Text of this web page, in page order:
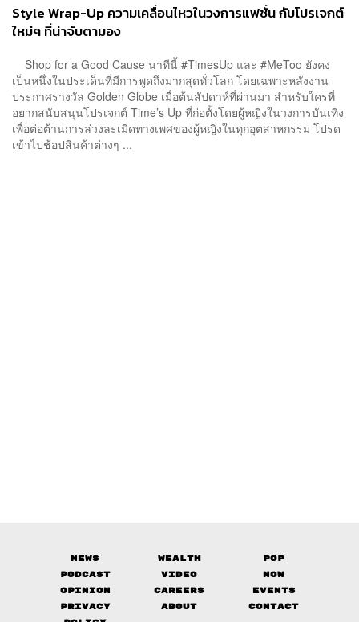
Style Wrap-Up ความเคลื่อนไหวในวงการแฟชั่น กับโปรเจกต์
ใหม่ๆ ที่น่าจับตามอง
Shop for a Good Cause นาทีนี้ #TimesUp และ #MeToo ยังคง
เป็นหนึ่งในประเด็นที่มีการพูดถึงมากสุดทั่วโลก โดยเฉพาะหลังงาน
ประกาศรางวัล Golden Globe เมื่อต้นสัปดาห์ที่ผ่านมา สำหรับใครที่
อยากสนับสนุนโปรเจกต์ Time’s Up ที่ก่อตั้งโดยผู้หญิงในวงการบันเทิง
เพื่อต่อต้านการล่วงละเมิดทางเพศของผู้หญิงในทุกอุตสาหกรรม โปรด
เข้าไปช้อปสินค้าต่างๆ ...
News Wealth
Pop
Podcast
Video
Now
Opinion
Careers
Events
Privacy
About Contact